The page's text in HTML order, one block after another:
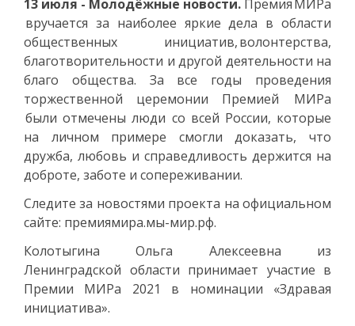
13 июля - Молодёжные новости. Премия МИРа
вручается за наиболее яркие дела в области
общественных инициатив, волонтерства,
благотворительности и другой деятельности на
благо общества. За все годы проведения
торжественной церемонии Премией МИРа
были отмечены люди со всей России, которые
на личном примере смогли доказать, что
дружба, любовь и справедливость держится на
доброте, заботе и сопереживании.
Следите за новостями проекта на официальном
сайте: премиямира.мы-мир.рф.
Колотыгина Ольга Алексеевна из
Ленинградской области принимает участие в
Премии МИРа 2021 в номинации «Здравая
инициатива».